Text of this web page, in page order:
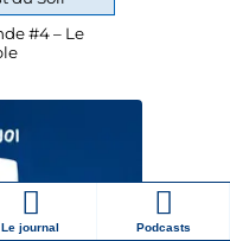
Le journal Podcasts